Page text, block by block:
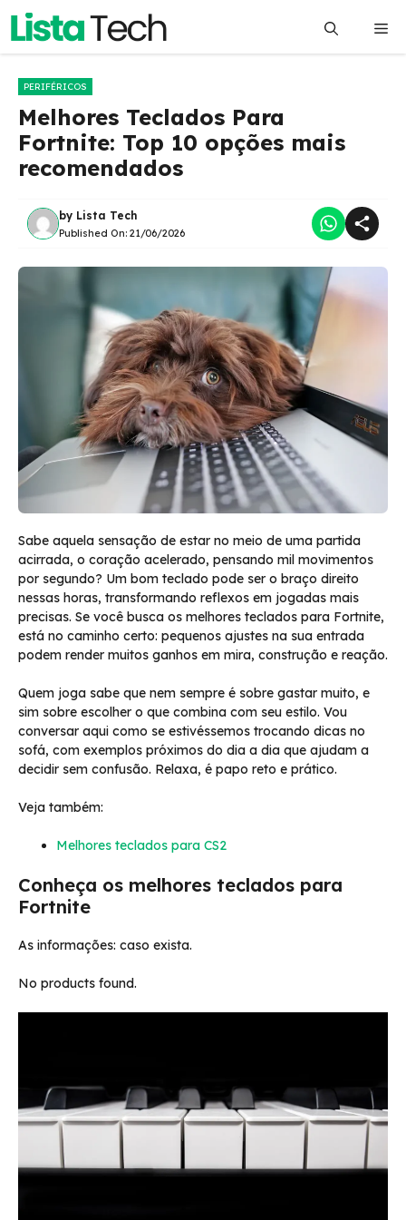
Pular
o
PERIFÉRICOS
Melhores Teclados Para
Fortnite: Top 10 opções mais
recomendados
by Lista Tech
Published On: 21/06/2026
Sabe aquela sensação de estar no meio de uma partida
acirrada, o coração acelerado, pensando mil movimentos
por segundo? Um bom teclado pode ser o braço direito
nessas horas, transformando reflexos em jogadas mais
precisas. Se você busca os melhores teclados para Fortnite,
está no caminho certo: pequenos ajustes na sua entrada
podem render muitos ganhos em mira, construção e reação.
Quem joga sabe que nem sempre é sobre gastar muito, e
sim sobre escolher o que combina com seu estilo. Vou
conversar aqui como se estivéssemos trocando dicas no
sofá, com exemplos próximos do dia a dia que ajudam a
decidir sem confusão. Relaxa, é papo reto e prático.
Veja também:
Melhores teclados para CS2
Conheça os melhores teclados para
Fortnite
As informações: caso exista.
No products found.